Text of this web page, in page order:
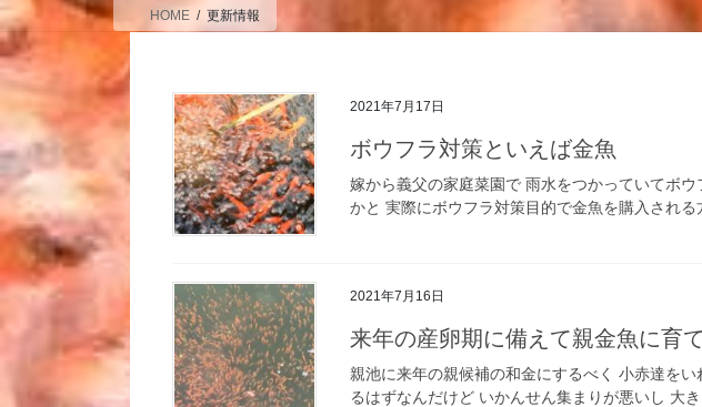
HOME 更新情報
2021年7月17日
ボウフラ対策といえば金魚
嫁から義父の家庭菜園で 雨水をつかっていてボ
かと 実際にボウフラ対策目的で金魚を購入され
2021年7月16日
来年の産卵期に備えて親金魚に育
親池に来年の親候補の和金にするべく 小赤達を
るはずなんだけど いかんせん集まりが悪いし